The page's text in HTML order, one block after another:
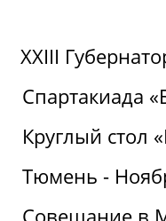
XXIII
Спартакиада
Круглый стол
Тюмень -
Совещание в